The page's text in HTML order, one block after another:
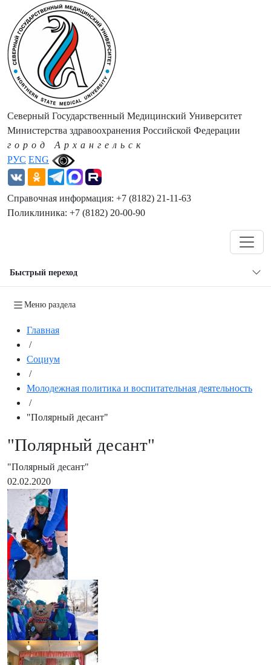
РУС ENG
Северный Государственный Медицинский Университет
Министерства здравоохранения Российской Федерации
город Архангельск
Справочная информация: +7 (8182) 21-11-63
Поликлиника: +7 (8182) 20-00-90
Быстрый переход
Меню раздела
Главная
/
Социум
/
Молодежная политика и воспитательная деятельность
/
"Полярный десант"
"Полярный десант"
"Полярный десант"
02.02.2020